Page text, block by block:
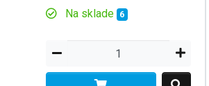
Na sklade
6